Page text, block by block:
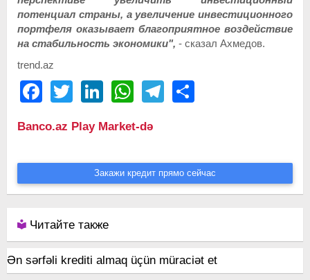
потенциал страны, а увеличение инвестиционного
портфеля оказывает благоприятное воздействие
на стабильность экономики", - сказал Ахмедов.
trend.az
FacebookTwitter LinkedIn WhatsAppTelegram
Banco.az Play Market-də
Закажи кредит прямо сейчас
Читайте также
Ən sərfəli krediti almaq üçün müraciət et